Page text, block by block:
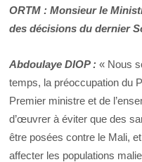
ORTM : Monsieur le
des décisions du dernier
Abdoulaye DIOP : « Nous
temps, la préoccupation du
Premier ministre et de
d’œuvrer à éviter que des
être posées contre le Mali,
affecter les populations